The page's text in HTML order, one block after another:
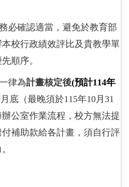
必確認適當，避免於教育部
校行政績效評比及貴教學單
順序。
律為計畫核定後(預計114年
底（最晚須於115年10月31
公室作業流程，校方無法提
補助款給各計畫，須自行評